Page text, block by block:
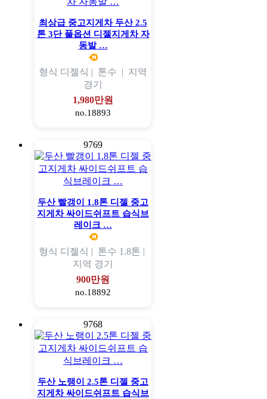
최상급 중고지게차 두산 2.5
톤 3단 풀옵션 디젤지게차 자
동발 …
형식 디젤식 | 톤수 | 지역
경기
1,980만원
no.18893
9769
두산 빨갱이 1.8톤 디젤 중고
지게차 싸이드쉬프트 습식브
레이크 …
형식 디젤식 | 톤수 1.8톤 |
지역 경기
900만원
no.18892
9768
두산 노랭이 2.5톤 디젤 중고
지게차 싸이드쉬프트 습식브